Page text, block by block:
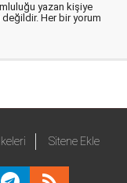
yazan kişiye
Her bir yorum
Sitene Ekle